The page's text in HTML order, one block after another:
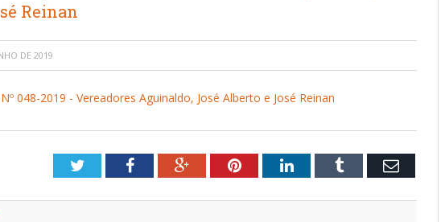
Reinan
DE 2019
048-2019 - Vereadores Aguinaldo, José Alberto e José Reinan
TwitterFacebookGoogle+PinterestLinkedInTumblr Email